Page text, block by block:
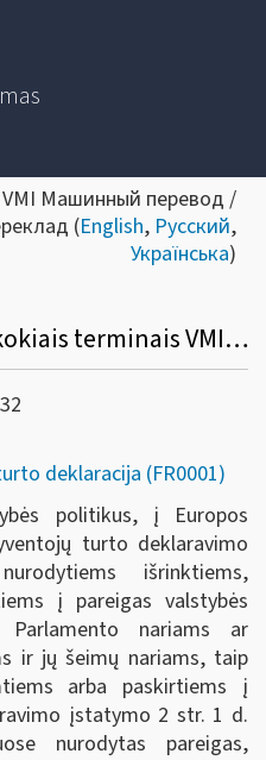
Машинный перевод /
(English, Русский,
Українська)
Kuriems asmenims ir kokiais terminais VMI išduoda metinės turto deklaracijos duomenų išrašus arba pažymas apie deklaracijos pateikimą?
deklaracija (FR0001)
politikus, į Europos
turto deklaravimo
išrinktiems,
į pareigas valstybės
Parlamento nariams ar
ir jų šeimų nariams, taip
arba paskirtiems į
įstatymo 2 str. 1 d.
nurodytas pareigas,